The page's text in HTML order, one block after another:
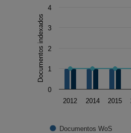
Chart
Combination chart with 3
The chart has 1 X axis
The chart has 1 Y axis
Documentos indexados
Documentos WoS
2012 2014 2015
0
1
2
3
4